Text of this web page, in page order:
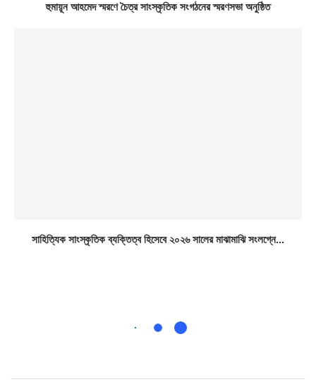
হুমায়ূন আহমেদ স্মরণে চৈত্র সাংস্কৃতিক সংগঠনের স্মরণসভা অনুষ্ঠিত
সাহিত্যিক সাংস্কৃতিক ব্যক্তিত্ব হিসেবে ২০২৬ সালের মাঝামাঝি সংলগ্নে...